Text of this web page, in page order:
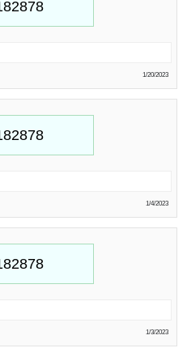
1/20/2023
1/4/2023
1/3/2023